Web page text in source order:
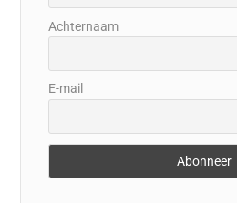
Achternaam
E-mail